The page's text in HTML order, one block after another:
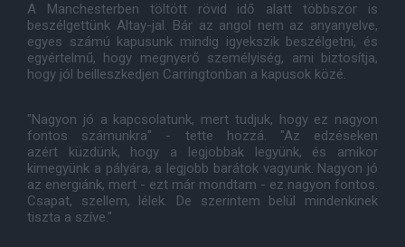
A Manchesterben töltött rövid idő alatt többször is
beszélgettünk Altay-jal. Bár az angol nem az anyanyelve,
egyes számú kapusunk mindig igyekszik beszélgetni, és
egyértelmű, hogy megnyerő személyiség, ami biztosítja,
hogy jól beilleszkedjen Carringtonban a kapusok közé.
"Nagyon jó a kapcsolatunk, mert tudjuk, hogy ez nagyon
fontos számunkra" - tette hozzá. "Az edzéseken
azért küzdünk, hogy a legjobbak legyünk, és amikor
kimegyünk a pályára, a legjobb barátok vagyunk. Nagyon jó
az energiánk, mert - ezt már mondtam - ez nagyon fontos.
Csapat, szellem, lélek. De szerintem belül mindenkinek
tiszta a szíve."